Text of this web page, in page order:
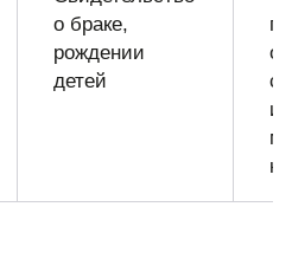
о браке,
рождении
детей